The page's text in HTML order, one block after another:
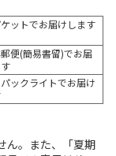
ットでお届けします
便(簡易書留)でお届
ックライトでお届け
ん。また、「夏期